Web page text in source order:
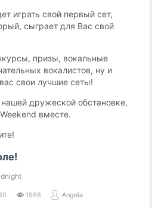
играть свой первый сет,
сыграет для Вас свой
призы, вокальные
вокалистов, ну и
свои лучшие сеты!
дружеской обстановке,
вместе.
1568 Angela